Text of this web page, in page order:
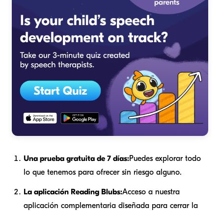
Una prueba gratuita de 7 días:Puedes explorar todo
lo que tenemos para ofrecer sin riesgo alguno.
La aplicación Reading Blubs:Acceso a nuestra
aplicación complementaria diseñada para cerrar la